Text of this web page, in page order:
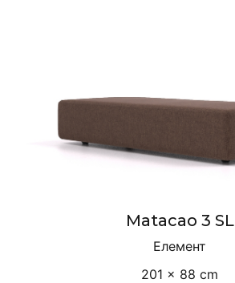
Matacao 3 SL
Елемент
201 × 88 cm